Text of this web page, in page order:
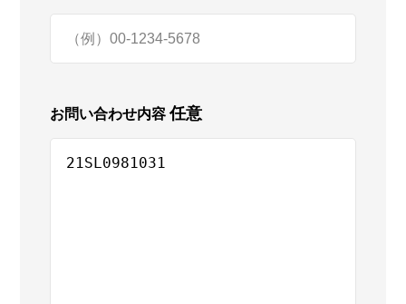
お問い合わせ内容任意